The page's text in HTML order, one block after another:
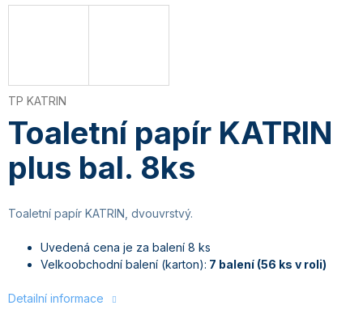
Toaletní papír KATRIN
plus bal. 8ks
TP KATRIN
Toaletní papír KATRIN, dvouvrstvý.
Uvedená cena je za balení 8 ks
Velkoobchodní balení (karton): 7 balení (56 ks v roli)
Detailní informace